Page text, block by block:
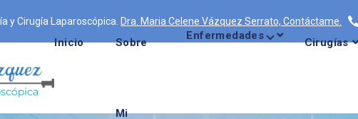
y Cirugía Laparoscópica. Dra. Maria Celene Vázquez Serrato, Contáctame.
Inicio Sobre
Mi
Enfermedades
Cirugías